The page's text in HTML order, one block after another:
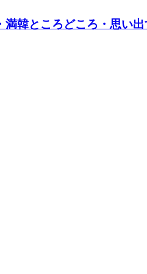
満韓ところどころ・思い